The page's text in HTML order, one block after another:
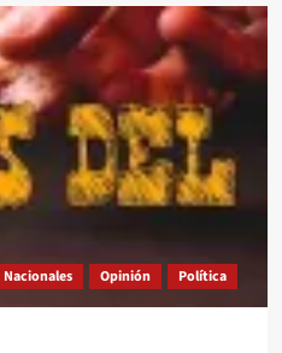
Nacionales Opinión Política